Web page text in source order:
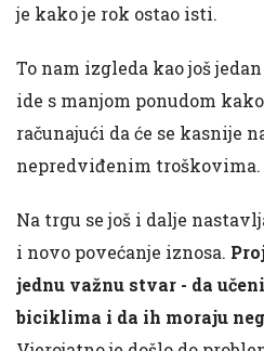
je kako je rok ostao isti.
To nam izgleda kao još
ide s manjom ponudom
računajući da će se kasnije
nepredviđenim troškovima.
Na trgu se još i dalje
i novo povećanje iznosa.
jednu važnu stvar - da
biciklima i da ih moraju